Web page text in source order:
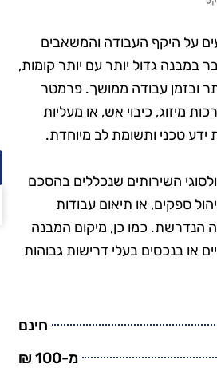
על היקף העבודה והמשאבים
גדול יותר עם יותר קומות,
ובזמן עבודה ממושך. פרמטר
מיזוג, כיבוי אש, או מעליות
ידע טכני ותשומת לב מיוחדת.
השירותים שנכללים בהסכם
ספקים, או תיאום עבודות
הנדרשת. כמו כן, מיקום המבנה
או בנכסים בעלי דרישות גבוהות
חינם
מ-100 ₪
ומסודר בדיוק כמו שציפיתי.
בהחלט אשתמש בשירותים
שלהם שוב בעתיד!"